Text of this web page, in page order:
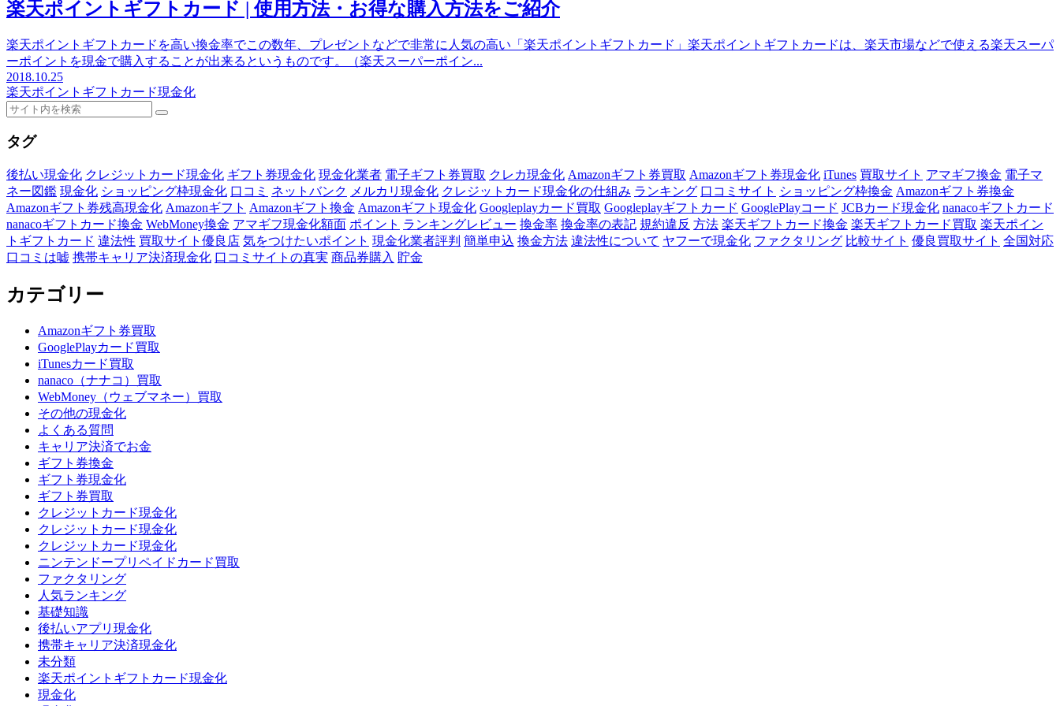
楽天ポイントギフトカード | 使用方法・お得な購入方法をご紹介
楽天ポイントギフトカードを高い換金率でこの数年、プレゼントなどで非常に人気の高い「楽天ポイントギフトカード」楽天ポイントギフトカードは、楽天市場などで使える楽天スーパ
ーポイントを現金で購入することが出来るというものです。（楽天スーパーポイン...
2018.10.25
楽天ポイントギフトカード現金化
タグ
後払い現金化 クレジットカード現金化 ギフト券現金化 現金化業者 電子ギフト券買取 クレカ現金化 Amazonギフト券買取 Amazonギフト券現金化 iTunes 買取サイト アマギフ換金 電子マ
ネー図鑑 現金化 ショッピング枠現金化 口コミ ネットバンク メルカリ現金化 クレジットカード現金化の仕組み ランキング 口コミサイト ショッピング枠換金 Amazonギフト券換金
Amazonギフト券残高現金化 Amazonギフト Amazonギフト換金 Amazonギフト現金化 Googleplayカード買取 Googleplayギフトカード GooglePlayコード JCBカード現金化 nanacoギフトカード
nanacoギフトカード換金 WebMoney換金 アマギフ現金化額面 ポイント ランキングレビュー 換金率 換金率の表記 規約違反 方法 楽天ギフトカード換金 楽天ギフトカード買取 楽天ポイン
トギフトカード 違法性 買取サイト優良店 気をつけたいポイント 現金化業者評判 簡単申込 換金方法 違法性について ヤフーで現金化 ファクタリング 比較サイト 優良買取サイト 全国対応
口コミは嘘 携帯キャリア決済現金化 口コミサイトの真実 商品券購入 貯金
カテゴリー
Amazonギフト券買取
GooglePlayカード買取
iTunesカード買取
nanaco（ナナコ）買取
WebMoney（ウェブマネー）買取
その他の現金化
よくある質問
キャリア決済でお金
ギフト券換金
ギフト券現金化
ギフト券買取
クレジットカード現金化
クレジットカード現金化
クレジットカード現金化
ニンテンドープリペイドカード買取
ファクタリング
人気ランキング
基礎知識
後払いアプリ現金化
携帯キャリア決済現金化
未分類
楽天ポイントギフトカード現金化
現金化